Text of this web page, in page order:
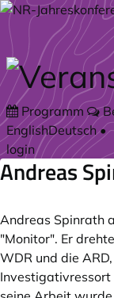
Zum Hauptteil
Programm
EnglishDeutsch•
login
Andreas
Andreas Spinrath
"Monitor". Er
WDR und die
Investigativressort